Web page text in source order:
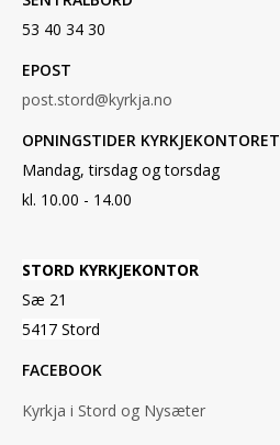
53 40 34 30
EPOST
post.stord@kyrkja.no
OPNINGSTIDER KYRKJEKONTORET
Mandag, tirsdag og torsdag
kl. 10.00 - 14.00
STORD KYRKJEKONTOR
Sæ 21
5417 Stord
FACEBOOK
Kyrkja i Stord og Nysæter